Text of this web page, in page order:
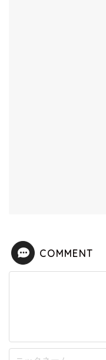
COMMENT